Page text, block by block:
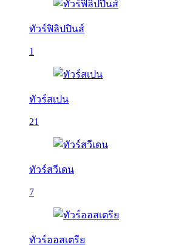
ทัวร์ฟิลิปปินส์
1
ทัวร์สเปน
21
ทัวร์สวีเดน
7
ทัวร์ออสเตรีย